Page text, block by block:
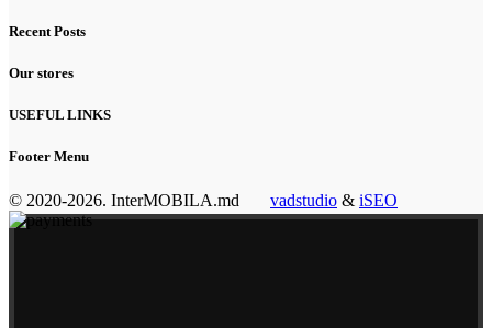
Recent Posts
Our stores
USEFUL LINKS
Footer Menu
© 2020-2026. InterMOBILA.md vadstudio & iSEO